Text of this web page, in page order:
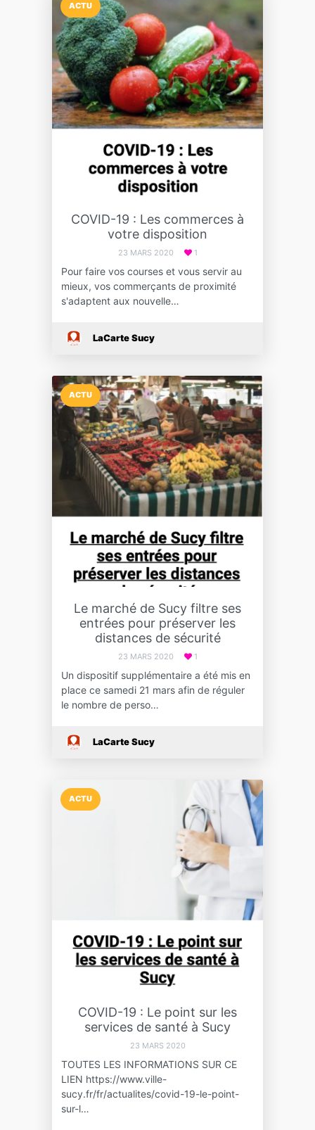
ACTU
COVID-19 : Les commerces à
votre disposition
23 MARS 2020 1
Pour faire vos courses et vous servir au
mieux, vos commerçants de proximité
s'adaptent aux nouvelle…
LaCarte Sucy
ACTU
Le marché de Sucy filtre ses
entrées pour préserver les
distances de sécurité
23 MARS 2020 1
Un dispositif supplémentaire a été mis en
place ce samedi 21 mars afin de réguler
le nombre de perso…
LaCarte Sucy
ACTU
COVID-19 : Le point sur les
services de santé à Sucy
23 MARS 2020
TOUTES LES INFORMATIONS SUR CE
LIEN https://www.ville-
sucy.fr/fr/actualites/covid-19-le-point-
sur-l…